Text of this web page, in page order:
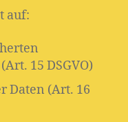
auf:
15 DSGVO)
Daten (Art. 16